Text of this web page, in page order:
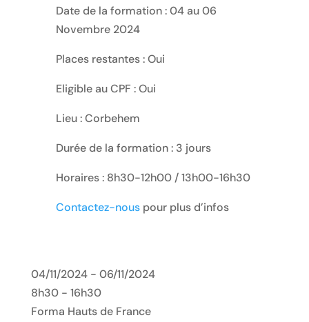
Date de la formation : 04 au 06
Novembre 2024
Places restantes : Oui
Eligible au CPF : Oui
Lieu : Corbehem
Durée de la formation : 3 jours
Horaires : 8h30-12h00 / 13h00-16h30
Contactez-nouspour plus d’infos
04/11/2024 - 06/11/2024
8h30 - 16h30
Forma Hauts de France